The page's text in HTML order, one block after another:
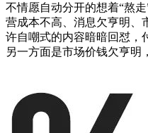
不情愿自动分开的想着“熬
营成本不高、消息欠亨明、
许自嘲式的内容暗暗回怼，
另一方面是市场价钱欠亨明